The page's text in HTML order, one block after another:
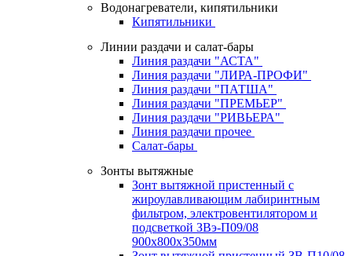
Водонагреватели, кипятильники
Кипятильники
Линии раздачи и салат-бары
Линия раздачи "АСТА"
Линия раздачи "ЛИРА-ПРОФИ"
Линия раздачи "ПАТША"
Линия раздачи "ПРЕМЬЕР"
Линия раздачи "РИВЬЕРА"
Линия раздачи прочее
Салат-бары
Зонты вытяжные
Зонт вытяжной пристенный с
жироулавливающим лабиринтным
фильтром, электровентилятором и
подсветкой ЗВэ-П09/08
900х800х350мм